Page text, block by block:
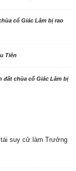
cổ Giác Lâm bị rao
Tiên
đất chùa cổ Giác Lâm bị
suy cử làm Trưởng